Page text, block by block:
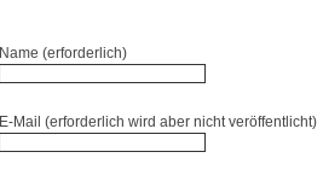
Name (erforderlich)
E-Mail (erforderlich wird aber nicht veröffentlicht)